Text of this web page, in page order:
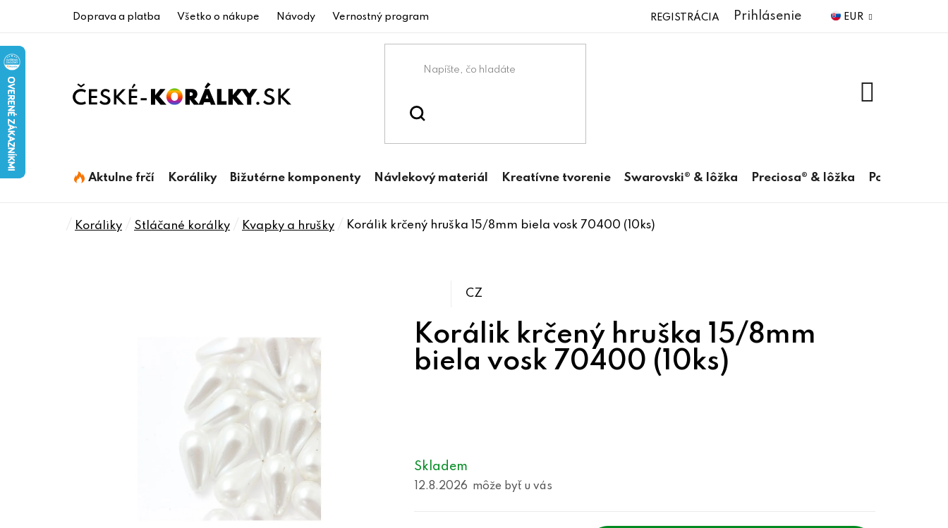
Doprava a platba Všetko o nákupe Návody Vernostný program EUR
Prihlásenie
REGISTRÁCIA
Aktulne frčí Koráliky Bižutérne komponenty Návlekový materiál Kreatívne tvorenie Swarovski® & lôžka Preciosa® & lôžka Pomôcky
Domov
Koráliky Stláčané korálky Kvapky a hrušky Korálik krčený hruška 15/8mm biela vosk 70400 (10ks)
Korálik krčený hruška 15/8mm
biela vosk 70400 (10ks)
CZ
Skladem
12.8.2026